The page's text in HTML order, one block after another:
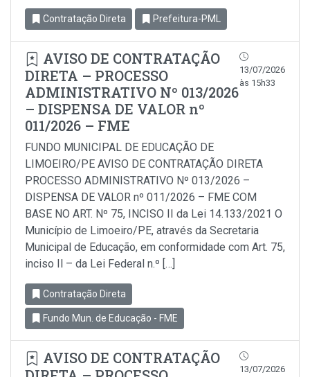
Contratação Direta Prefeitura-PML
AVISO DE CONTRATAÇÃO
DIRETA – PROCESSO
ADMINISTRATIVO Nº 013/2026
– DISPENSA DE VALOR nº
011/2026 – FME
13/07/2026
às 15h33
FUNDO MUNICIPAL DE EDUCAÇÃO DE
LIMOEIRO/PE AVISO DE CONTRATAÇÃO DIRETA
PROCESSO ADMINISTRATIVO Nº 013/2026 –
DISPENSA DE VALOR nº 011/2026 – FME COM
BASE NO ART. Nº 75, INCISO II da Lei 14.133/2021 O
Município de Limoeiro/PE, através da Secretaria
Municipal de Educação, em conformidade com Art. 75,
inciso Il – da Lei Federal n.º […]
Contratação Direta
Fundo Mun. de Educação - FME
AVISO DE CONTRATAÇÃO
13/07/2026